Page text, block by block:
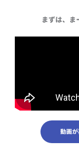
まずは、ま
動画